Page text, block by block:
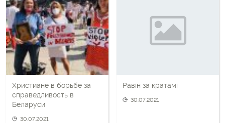
і
наступны
пост
Христиане в борьбе за
справедливость в
Беларуси
30.07.2021
Равін за кратамі
30.07.2021